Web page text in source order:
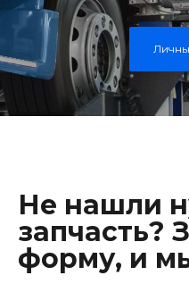
Не нашли
запчасть?
форму, и